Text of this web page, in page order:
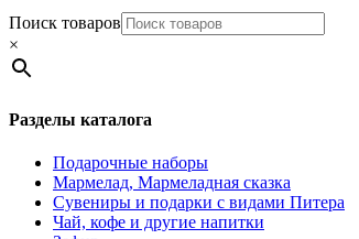
Поиск товаров
×
Разделы каталога
Подарочные наборы
Мармелад, Мармеладная сказка
Сувениры и подарки с видами Питера
Чай, кофе и другие напитки